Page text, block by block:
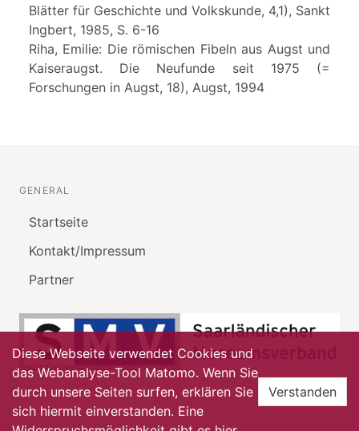
Blätter für Geschichte und Volkskunde, 4,1), Sankt
Ingbert, 1985, S. 6-16
Riha, Emilie: Die römischen Fibeln aus Augst und
Kaiseraugst. Die Neufunde seit 1975 (=
Forschungen in Augst, 18), Augst, 1994
GENERAL
Startseite
Kontakt/Impressum
Partner
Diese Webseite verwendet Cookies und
das Webanalyse-Tool Matomo. Wenn Sie
durch unsere Seiten surfen, erklären Sie
sich hiermit einverstanden. Eine
Verstanden